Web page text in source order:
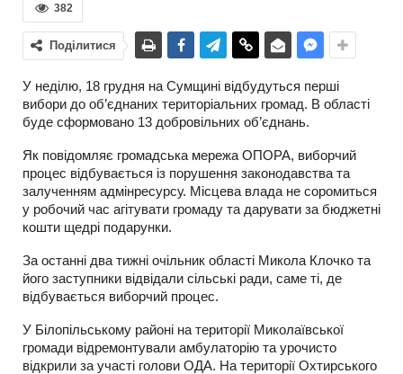
382
Поділитися
У неділю, 18 грудня на Сумщині відбудуться перші
вибори до об’єднаних територіальних громад. В області
буде сформовано 13 добровільних об’єднань.
Як повідомляє громадська мережа ОПОРА, виборчий
процес відбувається із порушення законодавства та
залученням адмінресурсу. Місцева влада не соромиться
у робочий час агітувати громаду та дарувати за бюджетні
кошти щедрі подарунки.
За останні два тижні очільник області Микола Клочко та
його заступники відвідали сільські ради, саме ті, де
відбувається виборчий процес.
У Білопільському районі на території Миколаївської
громади відремонтували амбулаторію та урочисто
відкрили за участі голови ОДА. На території Охтирського